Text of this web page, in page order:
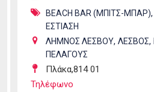
BEACH BAR (ΜΠΙΤΣ-ΜΠΑΡ),
ΕΣΤΙΑΣΗ
ΛΗΜΝΟΣ ΛΕΣΒΟΥ, ΛΕΣΒΟΣ,
ΠΕΛΑΓΟΥΣ
Πλάκα,814 01
Τηλέφωνο